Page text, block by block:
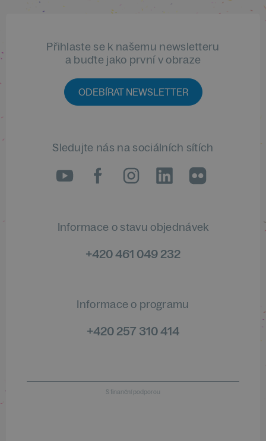
Přihlaste se k našemu newsletteru
a buďte jako první v obraze
ODEBÍRAT NEWSLETTER
Sledujte nás na sociálních sítích
LinkedIn
flickr
Informace o stavu objednávek
+420 461 049 232
Informace o programu
+420 257 310 414
S finanční podporou